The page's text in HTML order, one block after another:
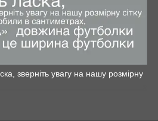
зверніть увагу на нашу розмірну